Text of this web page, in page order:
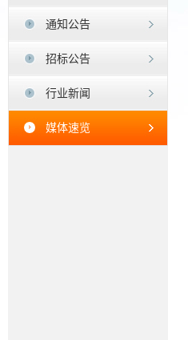
通知公告
招标公告
行业新闻
媒体速览